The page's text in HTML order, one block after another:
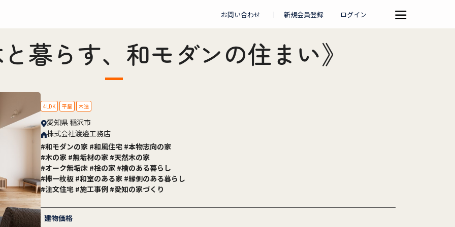
お問い合わせ ｜ 新規会員登録 ログイン
暮らす、和モダンの住まい》
4LDK 平屋 木造
愛知県 稲沢市
株式会社渡邊工務店
#和モダンの家 #和風住宅 #本物志向の家
#木の家 #無垢材の家 #天然木の家
#オーク無垢床 #桧の家 #檜のある暮らし
#欅一枚板 #和室のある家 #縁側のある暮らし
#注文住宅 #施工事例 #愛知の家づくり
建物価格